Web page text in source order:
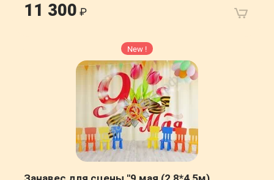
11 300
New !